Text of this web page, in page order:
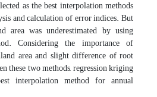
as the best interpolation methods
and calculation of error indices. But
area was underestimated by using
Considering the importance of
area and slight difference of root
these two methods, regression kriging
interpolation method for annual